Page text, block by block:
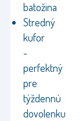
batožina
Stredný
kufor
-
perfektný
pre
týždennú
dovolenku